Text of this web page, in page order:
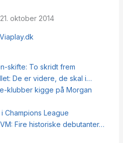
oktober 2014
Viaplay.dk
skifte: To skridt frem
De er videre, de skal i…
klubber kigge på Morgan
Champions League
Fire historiske debutanter…